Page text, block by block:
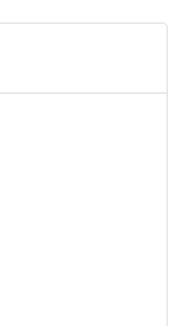
Campania